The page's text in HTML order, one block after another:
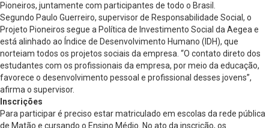
Pioneiros, juntamente com participantes de todo o Brasil.
Segundo Paulo Guerreiro, supervisor de Responsabilidade Social, o
Projeto Pioneiros segue a Política de Investimento Social da Aegea e
está alinhado ao Índice de Desenvolvimento Humano (IDH), que
norteiam todos os projetos sociais da empresa. “O contato direto dos
estudantes com os profissionais da empresa, por meio da educação,
favorece o desenvolvimento pessoal e profissional desses jovens”,
afirma o supervisor.
Inscrições
Para participar é preciso estar matriculado em escolas da rede pública
de Matão e cursando o Ensino Médio. No ato da inscrição, os